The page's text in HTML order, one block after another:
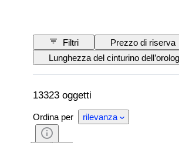
Filtri Prezzo di riserva
Lunghezza del cinturino
Certificato
Soggetto
13323 oggetti
Ordina per rilevanza